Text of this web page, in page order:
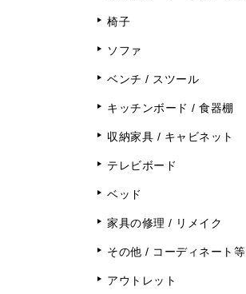
椅子
ソファ
ベンチ / スツール
キッチンボード / 食器棚
収納家具 / キャビネット
テレビボード
ベッド
家具の修理 / リメイク
その他 / コーディネート等
アウトレット